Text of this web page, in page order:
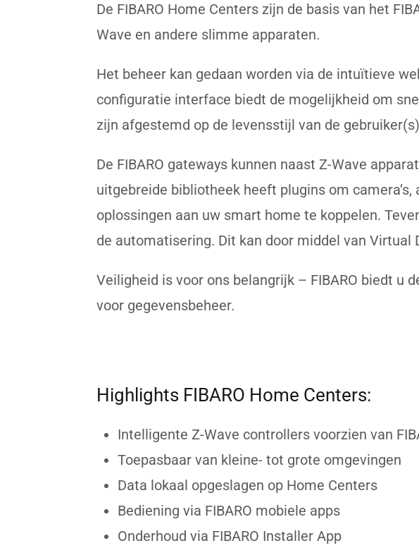
De FIBARO Home Centers zijn de basis van het
Wave en andere slimme apparaten.
Het beheer kan gedaan worden via de intuïtieve
configuratie interface biedt de mogelijkheid om
zijn afgestemd op de levensstijl van de
De FIBARO gateways kunnen naast Z-Wave
uitgebreide bibliotheek heeft plugins om
oplossingen aan uw smart home te koppelen.
de automatisering. Dit kan door middel van Virtual
Veiligheid is voor ons belangrijk – FIBARO biedt u
voor gegevensbeheer.
Highlights FIBARO Home Centers:
Intelligente Z-Wave controllers voorzien van
Toepasbaar van kleine- tot grote omgevingen
Data lokaal opgeslagen op Home Centers
Bediening via FIBARO mobiele apps
Onderhoud via FIBARO Installer App